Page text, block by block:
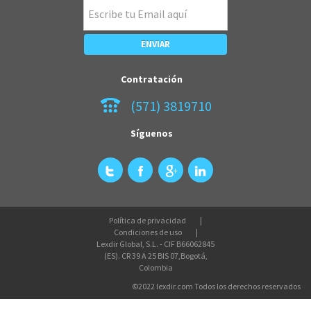
Contratación
(571) 3819710
Síguenos
Política de privacidad
Condiciones de uso
Lexdir Global, S.L. - CIF B66062845
(ES). CR 39 A 25 BIS 07,Bogotá,
Colombia
©2022 lexdir.com Todos los derechos reservados